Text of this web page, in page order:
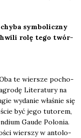
sym­bo­licz­ny
rolę tego twór­
te wier­sze pocho­
Lite­ra­tu­ry na
wyda­nie wła­śnie się
być jego tuto­rem,
Gau­de Polo­nia.
wier­szy w anto­lo­